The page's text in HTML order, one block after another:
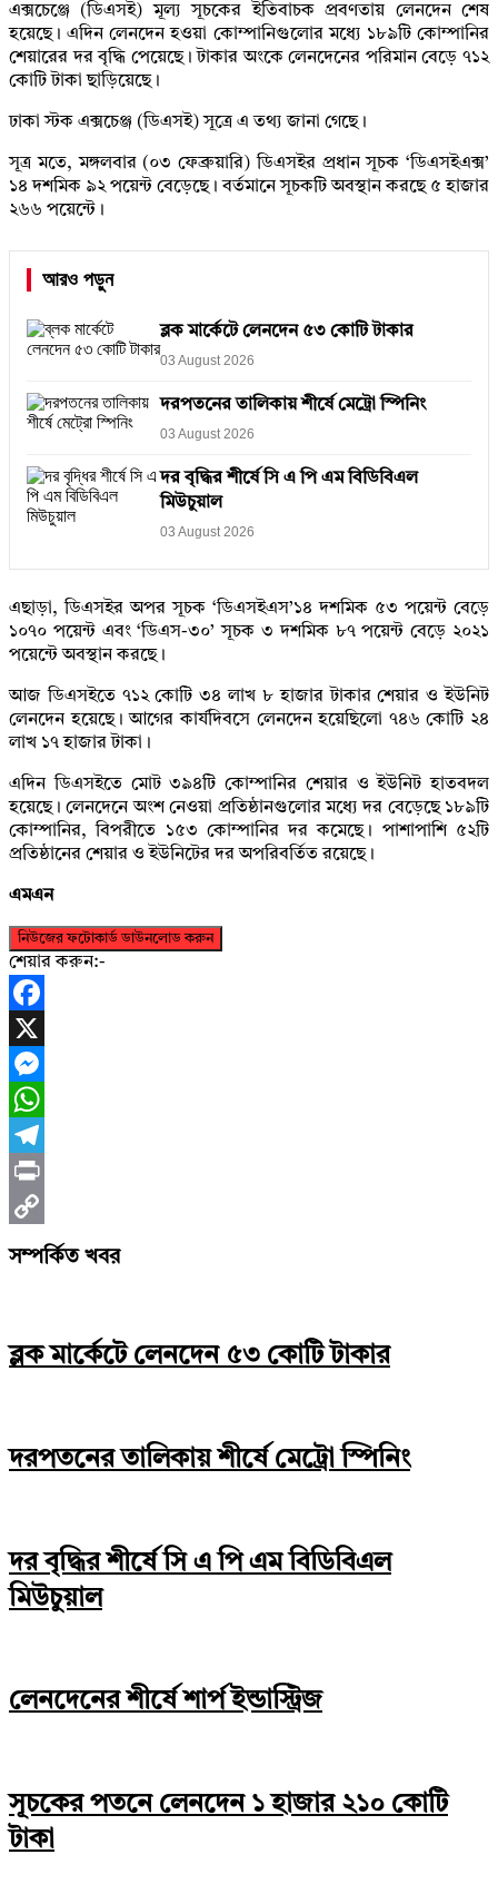
এক্সচেঞ্জে (ডিএসই) মূল্য সূচকের ইতিবাচক প্রবণতায় লেনদেন শেষ
হয়েছে। এদিন লেনদেন হওয়া কোম্পানিগুলোর মধ্যে ১৮৯টি কোম্পানির
শেয়ারের দর বৃদ্ধি পেয়েছে। টাকার অংকে লেনদেনের পরিমান বেড়ে ৭১২
কোটি টাকা ছাড়িয়েছে।
ঢাকা স্টক এক্সচেঞ্জ (ডিএসই) সূত্রে এ তথ্য জানা গেছে।
সূত্র মতে, মঙ্গলবার (০৩ ফেব্রুয়ারি) ডিএসইর প্রধান সূচক ‘ডিএসইএক্স’
১৪ দশমিক ৯২ পয়েন্ট বেড়েছে। বর্তমানে সূচকটি অবস্থান করছে ৫ হাজার
২৬৬ পয়েন্টে।
আরও পড়ুন
ব্লক মার্কেটে লেনদেন ৫৩ কোটি টাকার
03 August 2026
দরপতনের তালিকায় শীর্ষে মেট্রো স্পিনিং
03 August 2026
দর বৃদ্ধির শীর্ষে সি এ পি এম বিডিবিএল
মিউচুয়াল
03 August 2026
এছাড়া, ডিএসইর অপর সূচক ‘ডিএসইএস’১৪ দশমিক ৫৩ পয়েন্ট বেড়ে
১০৭০ পয়েন্ট এবং ‘ডিএস-৩০’ সূচক ৩ দশমিক ৮৭ পয়েন্ট বেড়ে ২০২১
পয়েন্টে অবস্থান করছে।
আজ ডিএসইতে ৭১২ কোটি ৩৪ লাখ ৮ হাজার টাকার শেয়ার ও ইউনিট
লেনদেন হয়েছে। আগের কার্যদিবসে লেনদেন হয়েছিলো ৭৪৬ কোটি ২৪
লাখ ১৭ হাজার টাকা।
এদিন ডিএসইতে মোট ৩৯৪টি কোম্পানির শেয়ার ও ইউনিট হাতবদল
হয়েছে। লেনদেনে অংশ নেওয়া প্রতিষ্ঠানগুলোর মধ্যে দর বেড়েছে ১৮৯টি
কোম্পানির, বিপরীতে ১৫৩ কোম্পানির দর কমেছে। পাশাপাশি ৫২টি
প্রতিষ্ঠানের শেয়ার ও ইউনিটের দর অপরিবর্তিত রয়েছে।
এমএন
নিউজের ফটোকার্ড ডাউনলোড করুন
শেয়ার করুন:-
Facebook
X
Messenger
WhatsApp
Telegram
Print
Copy
সম্পর্কিত খবর
ব্লক মার্কেটে লেনদেন ৫৩ কোটি টাকার
দরপতনের তালিকায় শীর্ষে মেট্রো স্পিনিং
দর বৃদ্ধির শীর্ষে সি এ পি এম বিডিবিএল
মিউচুয়াল
লেনদেনের শীর্ষে শার্প ইন্ডাস্ট্রিজ
সূচকের পতনে লেনদেন ১ হাজার ২১০ কোটি
টাকা